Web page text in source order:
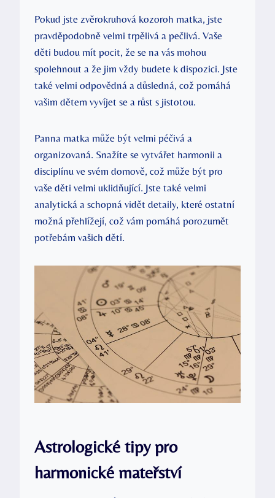
Pokud jste zvěrokruhová kozoroh matka, jste
pravděpodobně velmi trpělivá a pečlivá. Vaše
děti budou mít pocit, že se na vás mohou
spolehnout a že jim vždy budete k dispozici. Jste
také velmi odpovědná a důsledná, což pomáhá
vašim dětem vyvíjet se a růst s jistotou.
Panna matka může být velmi péčivá a
organizovaná. Snažíte se vytvářet harmonii a
disciplínu ve svém domově, což může být pro
vaše děti velmi uklidňující. Jste také velmi
analytická a schopná vidět detaily, které ostatní
možná přehlížejí, což vám pomáhá porozumět
potřebám vašich dětí.
Astrologické tipy pro
harmonické mateřství